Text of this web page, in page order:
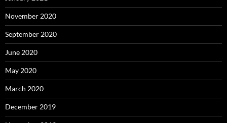
November 2020
September 2020
June 2020
May 2020
March 2020
December 2019